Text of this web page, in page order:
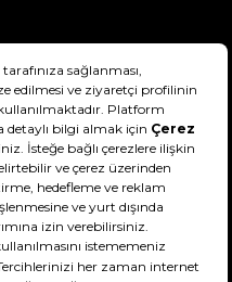
Bilgisi
& Koşullar